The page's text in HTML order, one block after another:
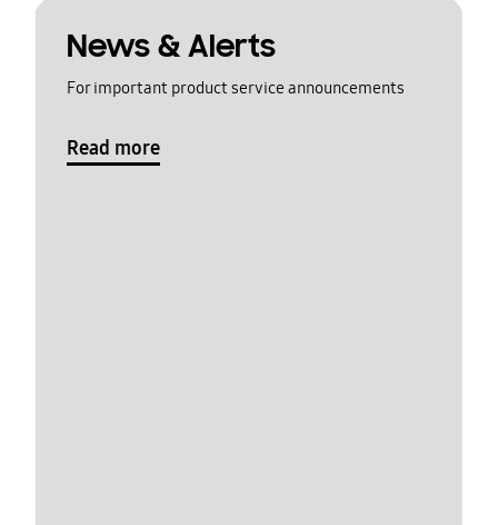
News & Alerts
For important product service announcements
Read more